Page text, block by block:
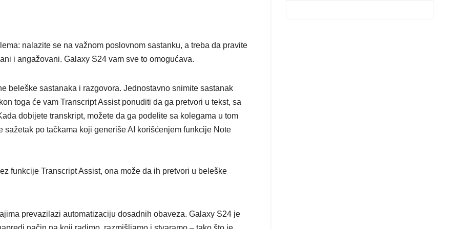
nalazite se na važnom poslovnom sastanku, a treba da pravite
i angažovani. Galaxy S24 vam sve to omogućava.
beleške sastanaka i razgovora. Jednostavno snimite sastanak
toga će vam Transcript Assist ponuditi da ga pretvori u tekst, sa
dobijete transkript, možete da ga podelite sa kolegama u tom
po tačkama koji generiše AI korišćenjem funkcije Note
funkcije Transcript Assist, ona može da ih pretvori u beleške
prevazilazi automatizaciju dosadnih obaveza. Galaxy S24 je